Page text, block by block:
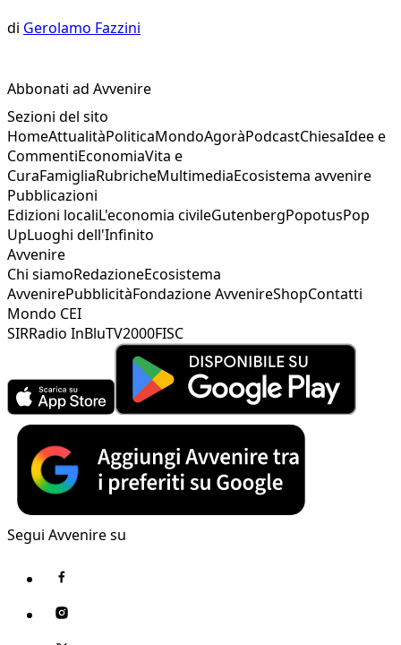
di Gerolamo Fazzini
Abbonati ad Avvenire
Sezioni del sito
HomeAttualitàPoliticaMondoAgoràPodcastChiesaIdee e
CommentiEconomiaVita e
CuraFamigliaRubricheMultimediaEcosistema avvenire
Pubblicazioni
Edizioni localiL'economia civileGutenbergPopotusPop
UpLuoghi dell'Infinito
Avvenire
Chi siamoRedazioneEcosistema
AvvenirePubblicitàFondazione AvvenireShopContatti
Mondo CEI
SIRRadio InBluTV2000FISC
Segui Avvenire su